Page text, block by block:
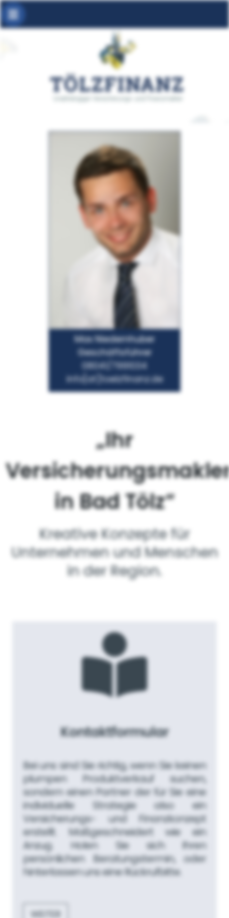
Max Niedernhuber
Geschäftsführer
08041/7991034
info[at]toelzfinanz.de
„Ihr
in Bad Tölz“
Kreative Konzepte für
Unternehmen und Menschen
in der Region.
Kontaktformular
Bei uns sind Sie richtig, wenn Sie keinen
plumpen Produktverkauf suchen,
sondern einen Partner der für Sie eine
individuelle Strategie also ein
Versicherungs- und Finanzkonzept
erstellt. Maßgeschneidert wie ein
Anzug. Holen Sie sich Ihren
persönlichen Beratungstermin, oder
hinterlassen uns eine Rückrufbitte.
WEITER